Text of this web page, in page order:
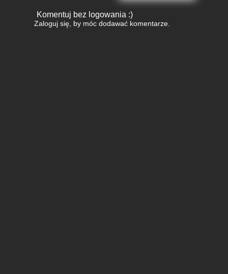
Komentuj bez logowania :)
Zaloguj się, by móc dodawać komentarze.